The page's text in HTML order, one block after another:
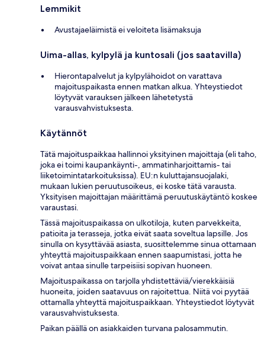
Lemmikit
Avustajaeläimistä ei veloiteta lisämaksuja
Uima-allas, kylpylä ja kuntosali (jos saatavilla)
Hierontapalvelut ja kylpylähoidot on varattava
majoituspaikasta ennen matkan alkua. Yhteystiedot
löytyvät varauksen jälkeen lähetetystä
varausvahvistuksesta.
Käytännöt
Tätä majoituspaikkaa hallinnoi yksityinen majoittaja (eli taho,
joka ei toimi kaupankäynti-, ammatinharjoittamis- tai
liiketoimintatarkoituksissa). EU:n kuluttajansuojalaki,
mukaan lukien peruutusoikeus, ei koske tätä varausta.
Yksityisen majoittajan määrittämä peruutuskäytäntö koskee
varaustasi.
Tässä majoituspaikassa on ulkotiloja, kuten parvekkeita,
patioita ja terasseja, jotka eivät saata soveltua lapsille. Jos
sinulla on kysyttävää asiasta, suosittelemme sinua ottamaan
yhteyttä majoituspaikkaan ennen saapumistasi, jotta he
voivat antaa sinulle tarpeisiisi sopivan huoneen.
Majoituspaikassa on tarjolla yhdistettäviä/vierekkäisiä
huoneita, joiden saatavuus on rajoitettua. Niitä voi pyytää
ottamalla yhteyttä majoituspaikkaan. Yhteystiedot löytyvät
varausvahvistuksesta.
Paikan päällä on asiakkaiden turvana palosammutin.